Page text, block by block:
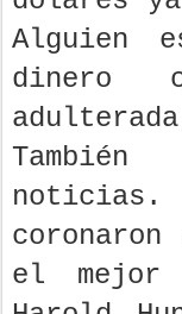
dólares
Alguien
dinero
el mejor